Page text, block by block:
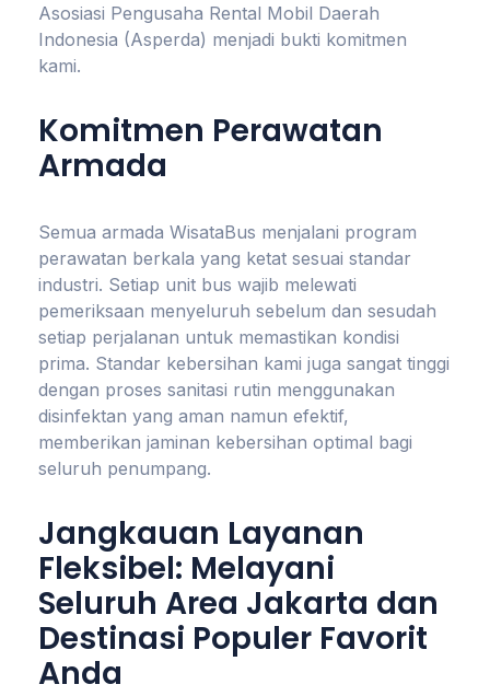
Asosiasi Pengusaha Rental Mobil Daerah
Indonesia (Asperda) menjadi bukti komitmen
kami.
Komitmen Perawatan
Armada
Semua armada WisataBus menjalani program
perawatan berkala yang ketat sesuai standar
industri. Setiap unit bus wajib melewati
pemeriksaan menyeluruh sebelum dan sesudah
setiap perjalanan untuk memastikan kondisi
prima. Standar kebersihan kami juga sangat tinggi
dengan proses sanitasi rutin menggunakan
disinfektan yang aman namun efektif,
memberikan jaminan kebersihan optimal bagi
seluruh penumpang.
Jangkauan Layanan
Fleksibel: Melayani
Seluruh Area Jakarta dan
Destinasi Populer Favorit
Anda